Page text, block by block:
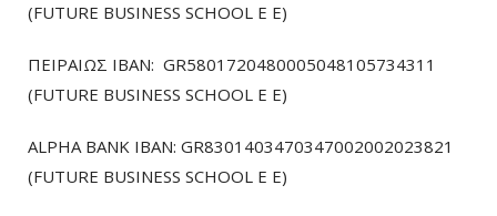
(FUTURE BUSINESS SCHOOL E E)
ΠΕΙΡΑΙΩΣ ΙΒΑΝ: GR5801720480005048105734311
(FUTURE BUSINESS SCHOOL E E)
ALPHA BANK IBAN: GR8301403470347002002023821
(FUTURE BUSINESS SCHOOL E E)